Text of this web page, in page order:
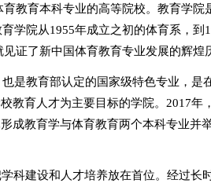
教育本科专业的高等院校。教育学院
学院从1955年成立之初的体育系，到
证了新中国体育教育专业发展的辉煌
是教育部认定的国家级特色专业，是
教育人才为主要目标的学院。 2017年
教育学与体育教育两个本科专业并
科建设和人才培养放在首位。经过长